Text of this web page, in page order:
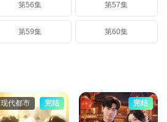
第56集 第57集
第59集 第60集
现代都市 完结 完结